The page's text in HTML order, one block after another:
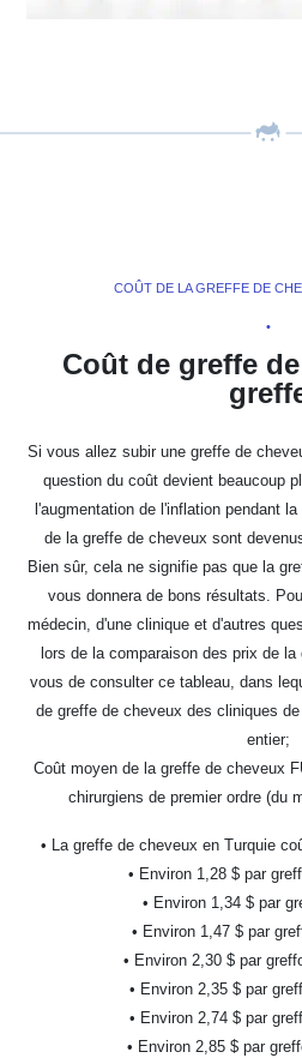
COÛT DE LA GREFFE DE
•
Coût de greffe
Si vous allez subir une greffe de
question du coût devient beaucoup
l'augmentation de l'inflation pendant
de la greffe de cheveux sont
Bien sûr, cela ne signifie pas que la
vous donnera de bons résultats.
médecin, d'une clinique et d'autres
lors de la comparaison des prix de
vous de consulter ce tableau, dans
de greffe de cheveux des cliniques
entier;
Coût moyen de la greffe de cheveux
chirurgiens de premier ordre (du
• La greffe de cheveux en Turquie
• Environ 1,28 $ par
• Environ 1,34 $ par
• Environ 1,47 $ par
• Environ 2,30 $ par
• Environ 2,35 $ par
• Environ 2,74 $ par
• Environ 2,85 $ par